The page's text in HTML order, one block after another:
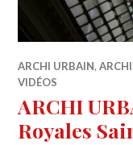
ARCHI URBAIN,
VIDÉOS
ARCHI
Royales